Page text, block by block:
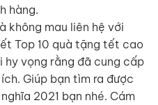
hàng.
không mau liên hệ với
Top 10 quà tặng tết cao
vọng rằng đã cung cấp
Giúp bạn tìm ra được
2021 bạn nhé. Cám